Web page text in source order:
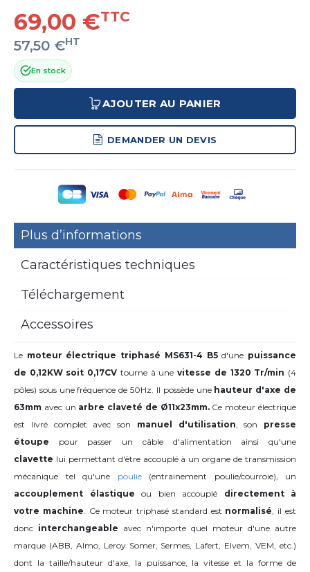
69,00 €TTC
57,50 €HT
En stock
AJOUTER AU PANIER
DEMANDER UN DEVIS
Plus d’informations
Caractéristiques techniques
Téléchargement
Accessoires
Le moteur électrique triphasé MS631-4 B5d'une puissance
de 0,12KW soit 0,17CV tourne à unevitesse de 1320 Tr/min (4
pôles) sous une fréquence de 50Hz. Il possède une hauteur d'axe de
63mm avec un arbre claveté de Ø11x23mm. Ce moteur électrique
est livré complet avec son manuel d'utilisation, son presse
étoupe pour passer un câble d'alimentation ainsi qu'une
clavette lui permettant d'être accouplé à un organe de transmission
mécanique tel qu'une poulie(entrainement poulie/courroie), un
accouplement élastique ou bien accouplé directement à
votre machine. Ce moteur triphasé standard est normalisé, il est
donc interchangeable avec n'importe quel moteur d'une autre
marque (ABB, Almo, Leroy Somer, Sermes, Lafert, Elvem, VEM, etc.)
dont la taille/hauteur d'axe, la puissance, la vitesse et la forme de